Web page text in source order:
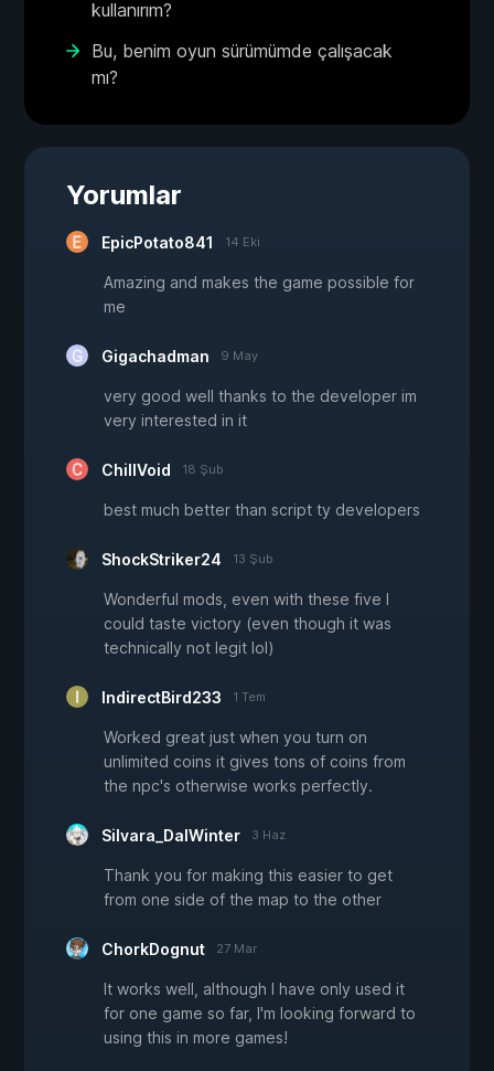
kullanırım?
Bu, benim oyun sürümümde çalışacak
mı?
Yorumlar
EpicPotato841 14 Eki
Amazing and makes the game possible for
me
Gigachadman 9 May
very good well thanks to the developer im
very interested in it
ChillVoid 18 Şub
best much better than script ty developers
ShockStriker24 13 Şub
Wonderful mods, even with these five I
could taste victory (even though it was
technically not legit lol)
IndirectBird233 1 Tem
Worked great just when you turn on
unlimited coins it gives tons of coins from
the npc's otherwise works perfectly.
Silvara_DalWinter 3 Haz
Thank you for making this easier to get
from one side of the map to the other
ChorkDognut 27 Mar
It works well, although I have only used it
for one game so far, I'm looking forward to
using this in more games!